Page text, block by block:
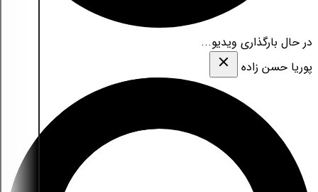
در حال بارگذاری ویدیو...
پوریا حسن زاده